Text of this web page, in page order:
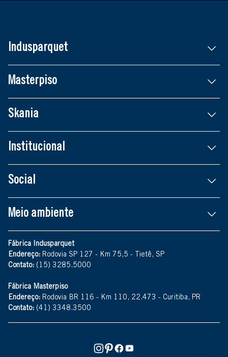
Indusparquet
Masterpiso
Skania
Institucional
Social
Meio ambiente
Fábrica Indusparquet
Endereço: Rodovia SP 127 - Km 75,5 - Tietê, SP
Contato: (15) 3285.5000
Fábrica Masterpiso
Endereço: Rodovia BR 116 - Km 110, 22.473 - Curitiba, PR
Contato: (41) 3348.3500